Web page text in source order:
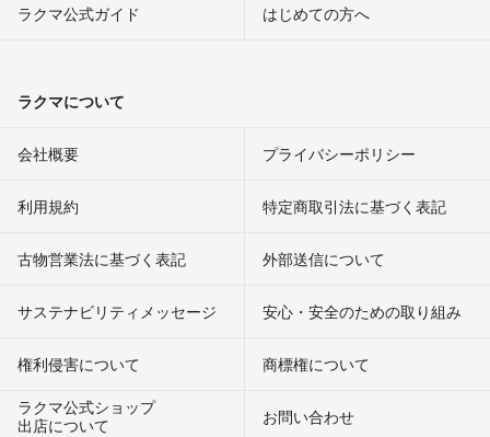
ラクマ公式ガイド はじめての方へ
ラクマについて
会社概要 プライバシーポリシー
利用規約 特定商取引法に基づく表記
古物営業法に基づく表記 外部送信について
サステナビリティメッセージ 安心・安全のための取り組み
権利侵害について
商標権について
ラクマ公式ショップ
出店について
お問い合わせ